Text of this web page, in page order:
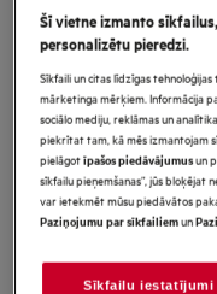
AirDry
mazgājamā
(60cm)
Ražojuma informācijas lapa
Priekšrocības
7000. sērijas trauku mašīna
atbaltiem neļauj glāzēm
Dažādu izmēru virtuves
Šī vietne izmanto
personalizētu pieredzi.
Sīkfaili un citas līdzīgas
mārketinga mērķiem. Informācija
sociālo mediju, reklāmas un
piekrītat tam, kā mēs izmantojam
pielāgotīpašos piedāvājumusun
sīkfailu pieņemšanas”, jūs bloķējat
var ietekmēt mūsu piedāvātos
Paziņojumu par sīkfailiemun
Sīkfailu iestatījumi